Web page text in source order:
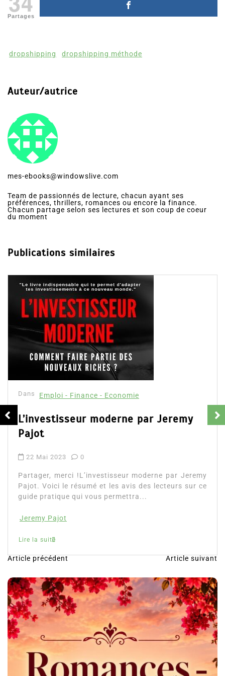
Partages
dropshipping dropshipping méthode
Auteur/autrice
mes-ebooks@windowslive.com
Team de passionnés de lecture, chacun ayant ses
préférences, thrillers, romances ou encore la finance.
Chacun partage selon ses lectures et son coup de coeur
du moment
Publications similaires
Dans Emploi - Finance - Economie
L’investisseur moderne par Jeremy
Pajot
22 Mai 2023 0
Partager, merci !L’investisseur moderne par Jeremy
Pajot. Voici le résumé et les avis des lecteurs sur ce
guide pratique qui vous permettra...
Jeremy Pajot
Lire la suite
N
a
v
i
g
a
t
Article précédent Article suivant